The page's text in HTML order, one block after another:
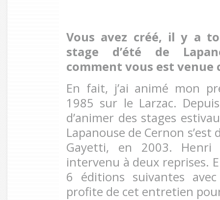
Vous avez créé, il y a
stage d’été de
comment vous est venue
En fait, j’ai animé mon
1985 sur le Larzac.
d’animer des stages
Lapanouse de Cernon
Gayetti, en 2003. Henri
intervenu à deux reprises.
6 éditions suivantes
profite de cet entretien